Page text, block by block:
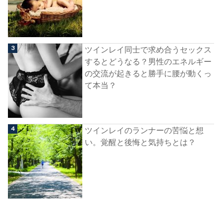
ツインレイ同士で求め合うセックス
するとどうなる？男性のエネルギー
の交流が起きると勝手に腰が動くっ
て本当？
ツインレイのランナーの苦悩と想
い。覚醒と後悔と気持ちとは？